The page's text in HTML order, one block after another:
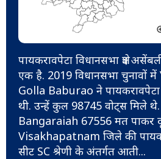
पायकरावपेटा विधानसभा क्षेत्र
एक है. 2019 विधानसभा चुनावों में
Golla Baburao ने पायकरावपेटा
थी. उन्हें कुल 98745 वोट्स मिले थे.
Bangaraiah 67556 मत पाकर
Visakhapatnam जिले की
सीट SC श्रेणी के अंतर्गत आती...